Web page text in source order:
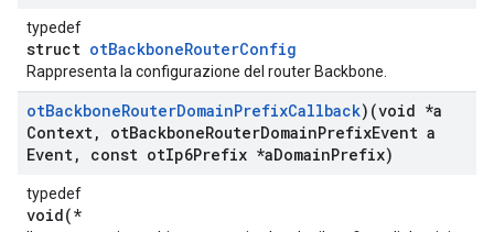
typedef
struct otBackboneRouterConfig
Rappresenta la configurazione del router Backbone.
otBackboneRouterDomainPrefixCallback)(void *a
Context, otBackboneRouterDomainPrefixEvent a
Event, const otIp6Prefix *aDomainPrefix)
typedef
void(*